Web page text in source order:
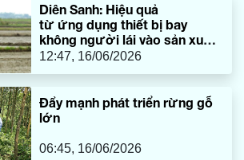
Diên Sanh: Hiệu quả
từ ứng dụng thiết bị bay
không người lái vào sản xuất
lúa
12:47, 16/06/2026
Đẩy mạnh phát triển rừng gỗ
lớn
06:45, 16/06/2026